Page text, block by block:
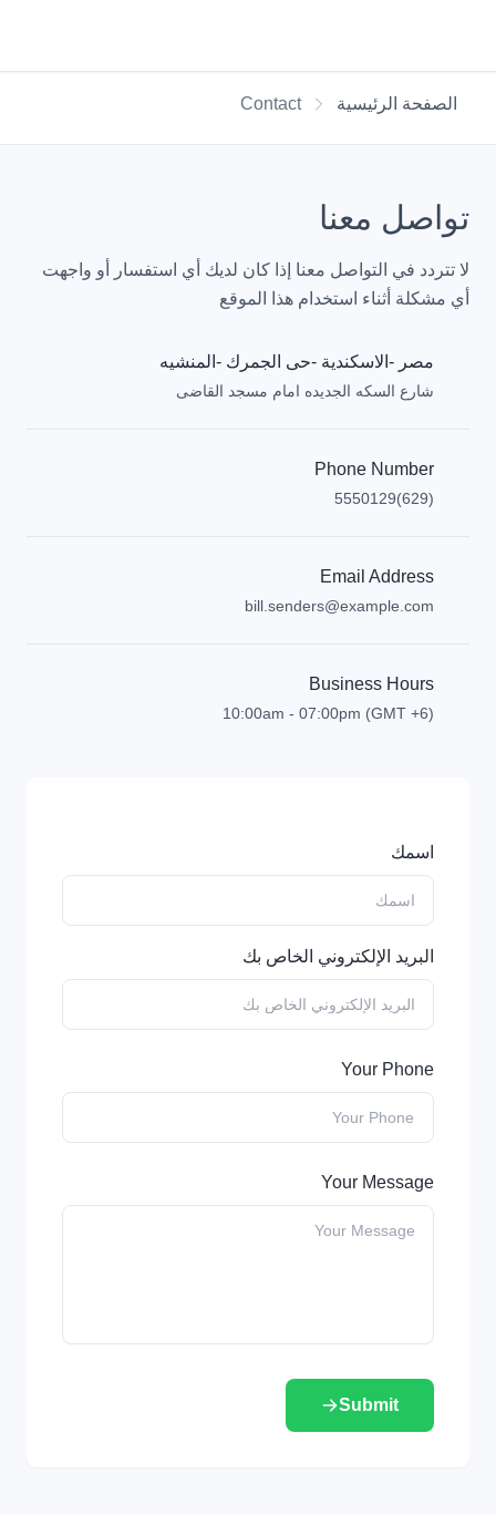
الصفحة الرئيسية Contact
تواصل معنا
لا تتردد في التواصل معنا إذا كان لديك أي استفسار أو واجهت
أي مشكلة أثناء استخدام هذا الموقع
مصر -الاسكندية -حى الجمرك -المنشيه
شارع السكه الجديده امام مسجد القاضى
Phone Number
(629)5550129
Email Address
bill.senders@example.com
Business Hours
(GMT +6) 10:00am - 07:00pm
اسمك
البريد الإلكتروني الخاص بك
Your Phone
Your Message
Submit